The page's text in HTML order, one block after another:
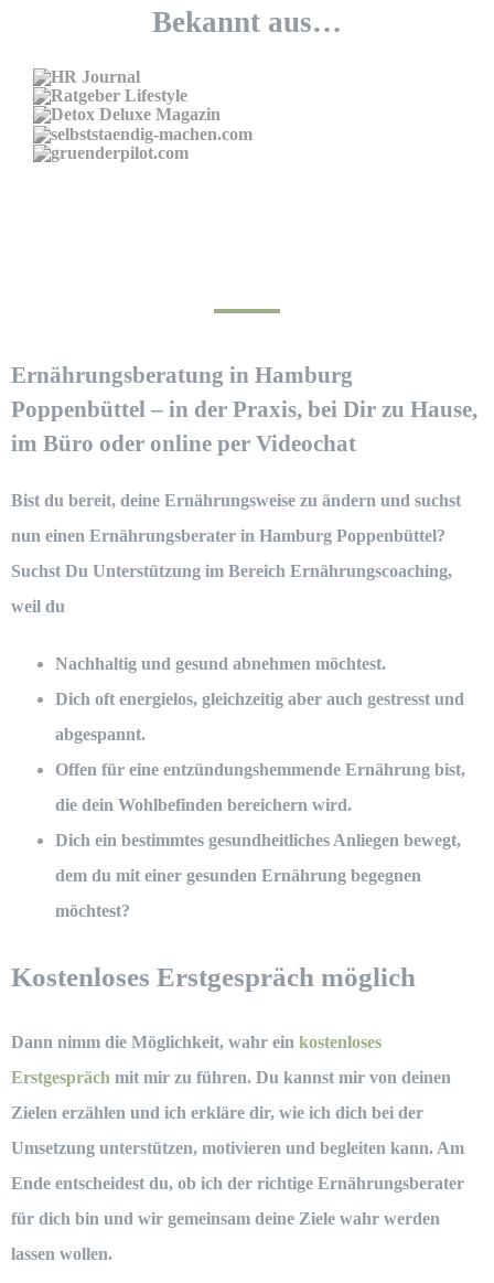
Bekannt aus…
Ernährungsberatung in Hamburg
Poppenbüttel – in der Praxis, bei Dir zu Hause,
im Büro oder online per Videochat
Bist du bereit, deine Ernährungsweise zu ändern und suchst
nun einen Ernährungsberater in Hamburg Poppenbüttel?
Suchst Du Unterstützung im Bereich Ernährungscoaching,
weil du
Nachhaltig und gesund abnehmen möchtest.
Dich oft energielos, gleichzeitig aber auch gestresst und
abgespannt.
Offen für eine entzündungshemmende Ernährung bist,
die dein Wohlbefinden bereichern wird.
Dich ein bestimmtes gesundheitliches Anliegen bewegt,
dem du mit einer gesunden Ernährung begegnen
möchtest?
Kostenloses Erstgespräch möglich
Dann nimm die Möglichkeit, wahr ein kostenloses
Erstgespräch mit mir zu führen. Du kannst mir von deinen
Zielen erzählen und ich erkläre dir, wie ich dich bei der
Umsetzung unterstützen, motivieren und begleiten kann. Am
Ende entscheidest du, ob ich der richtige Ernährungsberater
für dich bin und wir gemeinsam deine Ziele wahr werden
lassen wollen.